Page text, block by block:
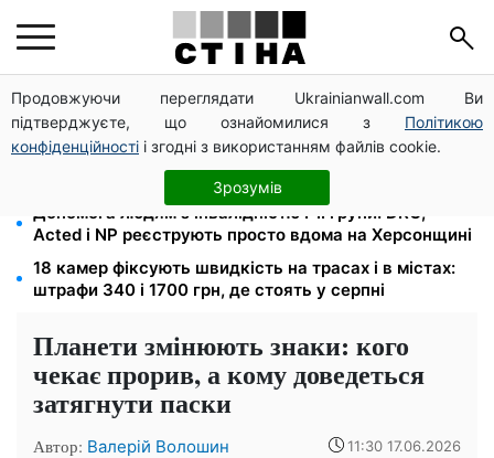
Продовжуючи переглядати Ukrainianwall.com Ви
підтверджуєте, що ознайомилися з Політикою
конфіденційності і згодні з використанням файлів cookie.
Зрозумів
Цифровізація справ і ВЛК: юрист Танасійчук — чому
перевірки ТЦК не працюють без зміни системи
200+ тисяч у СЗЧ, мільйони в розшуку: Федоров
розкрив план реформи мобілізації та ТЦК
Допомога людям з інвалідністю I-II групи: DRC,
Acted і NP реєструють просто вдома на Херсонщині
18 камер фіксують швидкість на трасах і в містах:
штрафи 340 і 1700 грн, де стоять у серпні
Планети змінюють знаки: кого
чекає прорив, а кому доведеться
затягнути паски
Автор: Валерій Волошин 11:30 17.06.2026